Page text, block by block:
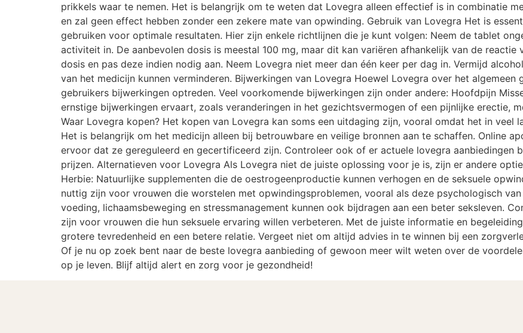
prikkels waar te nemen. Het is belangrijk om te weten dat Lovegra alleen effectief is in combinatie
en zal geen effect hebben zonder een zekere mate van opwinding. Gebruik van Lovegra Het is
gebruiken voor optimale resultaten. Hier zijn enkele richtlijnen die je kunt volgen: Neem de tablet
activiteit in. De aanbevolen dosis is meestal 100 mg, maar dit kan variëren afhankelijk van de
dosis en pas deze indien nodig aan. Neem Lovegra niet meer dan één keer per dag in. Vermijd
van het medicijn kunnen verminderen. Bijwerkingen van Lovegra Hoewel Lovegra over het
gebruikers bijwerkingen optreden. Veel voorkomende bijwerkingen zijn onder andere: Hoofdpijn
ernstige bijwerkingen ervaart, zoals veranderingen in het gezichtsvermogen of een pijnlijke erectie,
Waar Lovegra kopen? Het kopen van Lovegra kan soms een uitdaging zijn, vooral omdat het in veel
Het is belangrijk om het medicijn alleen bij betrouwbare en veilige bronnen aan te schaffen. Online
ervoor dat ze gereguleerd en gecertificeerd zijn. Controleer ook of er actuele lovegra aanbiedingen
prijzen. Alternatieven voor Lovegra Als Lovegra niet de juiste oplossing voor je is, zijn er andere
Herbie: Natuurlijke supplementen die de oestrogeenproductie kunnen verhogen en de seksuele
nuttig zijn voor vrouwen die worstelen met opwindingsproblemen, vooral als deze psychologisch
voeding, lichaamsbeweging en stressmanagement kunnen ook bijdragen aan een beter seksleven.
zijn voor vrouwen die hun seksuele ervaring willen verbeteren. Met de juiste informatie en
grotere tevredenheid en een betere relatie. Vergeet niet om altijd advies in te winnen bij een
Of je nu op zoek bent naar de beste lovegra aanbieding of gewoon meer wilt weten over de
op je leven. Blijf altijd alert en zorg voor je gezondheid!